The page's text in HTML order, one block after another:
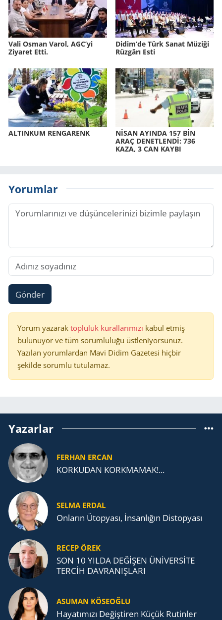
Vali Osman Varol, AGC’yi
Ziyaret Etti.
Didim’de Türk Sanat Mü­zi­ği
Rüz­gâ­rı Esti
AL­TIN­KUM REN­GA­RENK
NİSAN AYIN­DA 157 BİN
ARAÇ DE­NET­LENDİ: 736
KAZA, 3 CAN KAYBI
Yorumlar
Gönder
Yorum yazarak topluluk kurallarımızı kabul etmiş
bulunuyor ve tüm sorumluluğu üstleniyorsunuz.
Yazılan yorumlardan Mavi Didim Gazetesi hiçbir
şekilde sorumlu tutulamaz.
Yazarlar
FERHAN ERCAN
KORKUDAN KORKMAMAK!...
SELMA ERDAL
Onların Ütopyası, İnsanlığın Distopyası
RECEP ÖREK
SON 10 YILDA DEĞİŞEN ÜNİVERSİTE
TERCİH DAVRANIŞLARI
ASUMAN KÖSEOĞLU
Ha­ya­tı­mı­zı De­ğiş­ti­ren Küçük Ru­tin­ler